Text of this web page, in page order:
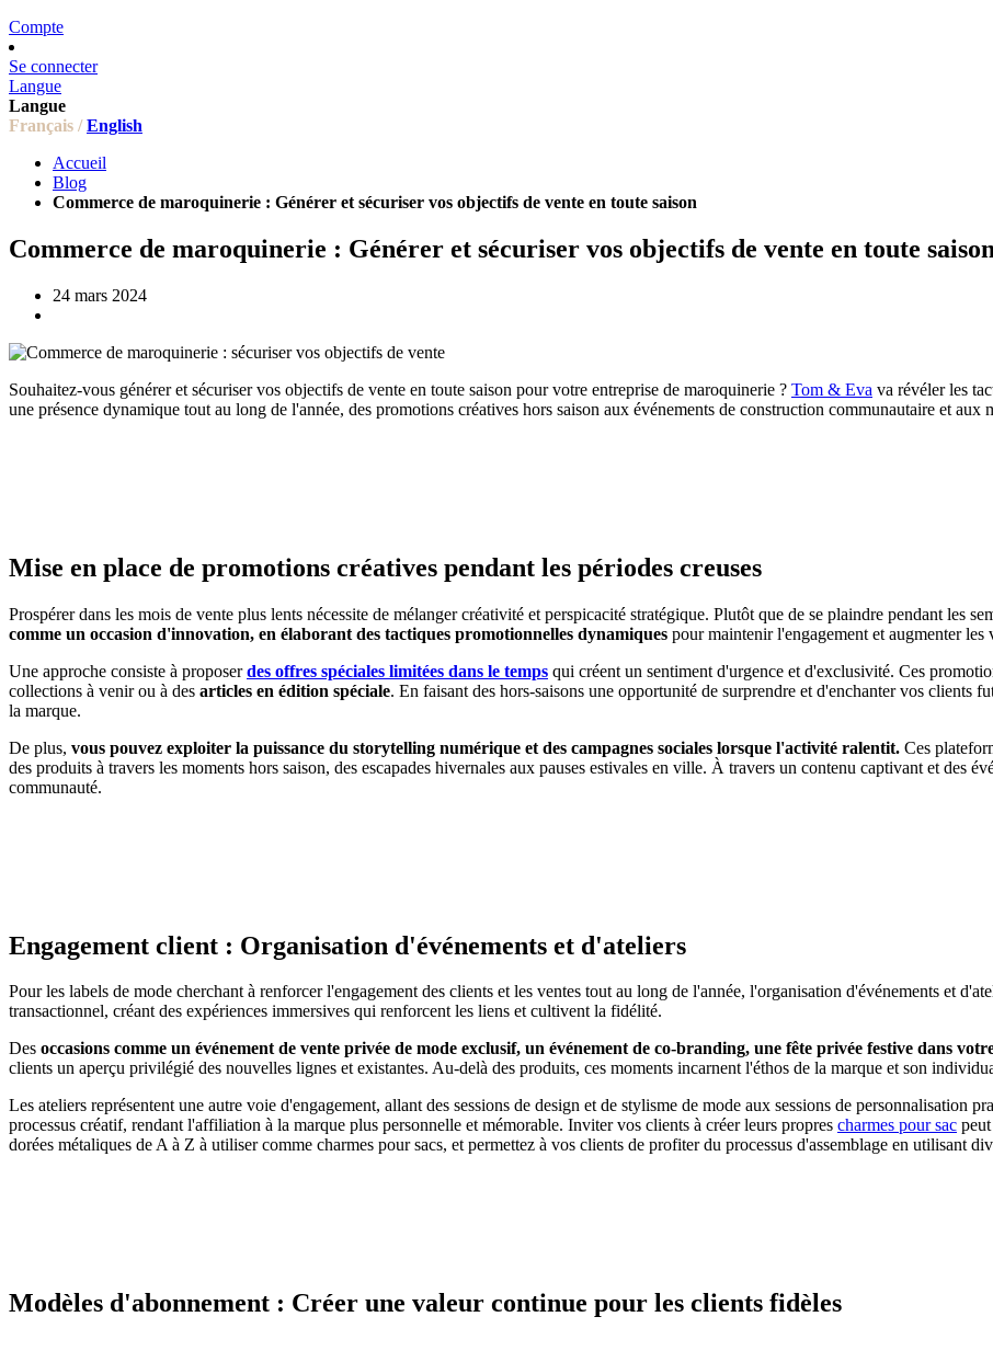
Compte
Se connecter
Langue
Langue
Français / English
Accueil
Blog
Commerce de maroquinerie : Générer et sécuriser vos objectifs de vente en toute saison
Commerce de maroquinerie : Générer et sécuriser vos objectifs de vente en toute saison
24 mars 2024
Souhaitez-vous générer et sécuriser vos objectifs de vente en toute saison pour votre entreprise de maroquinerie ? Tom & Eva va révéler les
une présence dynamique tout au long de l'année, des promotions créatives hors saison aux événements de construction communautaire et aux
Mise en place de promotions créatives pendant les périodes creuses
Prospérer dans les mois de vente plus lents nécessite de mélanger créativité et perspicacité stratégique. Plutôt que de se plaindre pendant les
comme un occasion d'innovation, en élaborant des tactiques promotionnelles dynamiques pour maintenir l'engagement et augmenter les
Une approche consiste à proposerdes offres spéciales limitées dans le temps qui créent un sentiment d'urgence et d'exclusivité. Ces
collections à venir ou à des articles en édition spéciale. En faisant des hors-saisons une opportunité de surprendre et d'enchanter vos clients
la marque.
De plus, vous pouvez exploiter la puissance du storytelling numérique et des campagnes sociales lorsque l'activité ralentit. Ces
des produits à travers les moments hors saison, des escapades hivernales aux pauses estivales en ville. À travers un contenu captivant et des
communauté.
Engagement client : Organisation d'événements et d'ateliers
Pour les labels de mode cherchant à renforcer l'engagement des clients et les ventes tout au long de l'année, l'organisation d'événements et
transactionnel, créant des expériences immersives qui renforcent les liens et cultivent la fidélité.
Des occasions comme un événement de vente privée de mode exclusif, un événement de co-branding, une fête privée festive dans
clients un aperçu privilégié des nouvelles lignes et existantes. Au-delà des produits, ces moments incarnent l'éthos de la marque et son
Les ateliers représentent une autre voie d'engagement, allant des sessions de design et de stylisme de mode aux sessions de personnalisation
processus créatif, rendant l'affiliation à la marque plus personnelle et mémorable. Inviter vos clients à créer leurs propres charmes pour sac
dorées métaliques de A à Z à utiliser comme charmes pour sacs, et permettez à vos clients de profiter du processus d'assemblage en utilisant
Modèles d'abonnement : Créer une valeur continue pour les clients fidèles